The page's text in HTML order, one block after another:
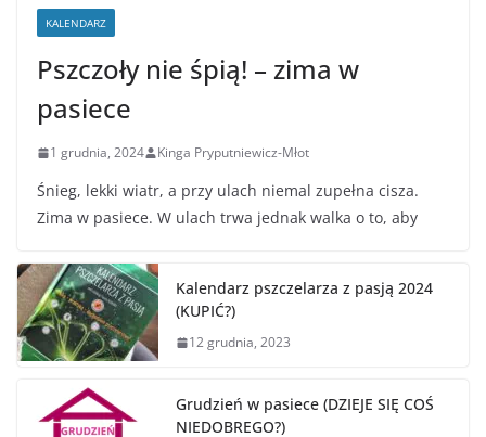
KALENDARZ
Pszczoły nie śpią! – zima w
pasiece
1 grudnia, 2024 Kinga Pryputniewicz-Młot
Śnieg, lekki wiatr, a przy ulach niemal zupełna cisza.
Zima w pasiece. W ulach trwa jednak walka o to, aby
Kalendarz pszczelarza z pasją 2024
(KUPIĆ?)
12 grudnia, 2023
Grudzień w pasiece (DZIEJE SIĘ COŚ
NIEDOBREGO?)